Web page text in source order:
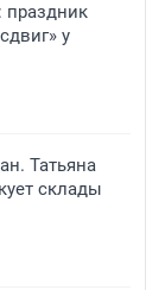
праздник
у
Татьяна
склады